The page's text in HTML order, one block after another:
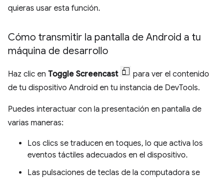
quieras usar esta función.
Cómo transmitir la pantalla de Android a tu
máquina de desarrollo
Haz clic en Toggle Screencast
para ver el contenido
de tu dispositivo Android en tu instancia de DevTools.
Puedes interactuar con la presentación en pantalla de
varias maneras:
Los clics se traducen en toques, lo que activa los
eventos táctiles adecuados en el dispositivo.
Las pulsaciones de teclas de la computadora se